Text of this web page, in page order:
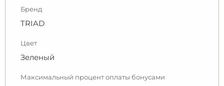
Бренд
TRIAD
Цвет
Зеленый
Максимальный процент оплаты бонусами